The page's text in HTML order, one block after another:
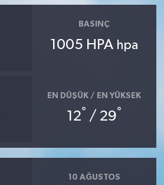
BASINÇ
1005 HPA hpa
EN DÜŞÜK / EN YÜKSEK
12° / 29°
10 AĞUSTOS